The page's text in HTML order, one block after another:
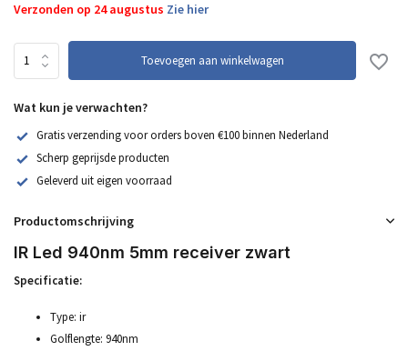
Verzonden op 24 augustus Zie hier
Toevoegen aan winkelwagen
Wat kun je verwachten?
Gratis verzending voor orders boven €100 binnen Nederland
Scherp geprijsde producten
Geleverd uit eigen voorraad
Productomschrijving
IR Led 940nm 5mm receiver zwart
Specificatie:
Type: ir
Golflengte: 940nm